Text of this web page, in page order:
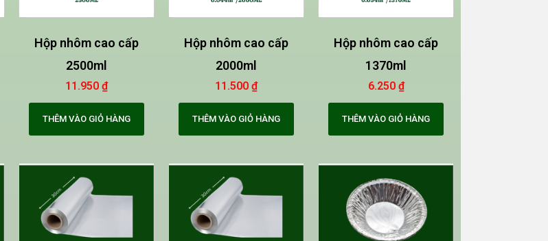
Hộp nhôm cao cấp
2500ml
11.950 ₫
THÊM VÀO GIỎ HÀNG
Hộp nhôm cao cấp
2000ml
11.500 ₫
THÊM VÀO GIỎ HÀNG
Hộp nhôm cao cấp
1370ml
6.250 ₫
THÊM VÀO GIỎ HÀNG